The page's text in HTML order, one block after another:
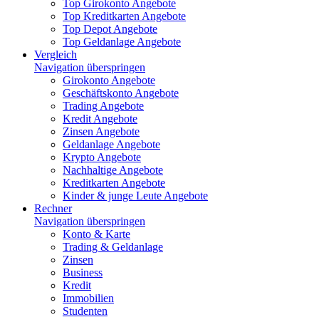
Top Girokonto Angebote
Top Kreditkarten Angebote
Top Depot Angebote
Top Geldanlage Angebote
Vergleich
Navigation überspringen
Girokonto Angebote
Geschäftskonto Angebote
Trading Angebote
Kredit Angebote
Zinsen Angebote
Geldanlage Angebote
Krypto Angebote
Nachhaltige Angebote
Kreditkarten Angebote
Kinder & junge Leute Angebote
Rechner
Navigation überspringen
Konto & Karte
Trading & Geldanlage
Zinsen
Business
Kredit
Immobilien
Studenten